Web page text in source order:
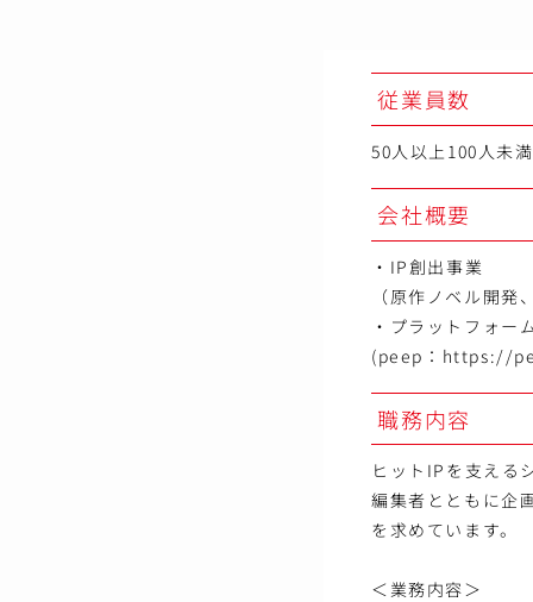
従業員数
50人以上100人未満
会社概要
・IP創出事業
（原作ノベル開
・プラットフォー
(peep：https://
職務内容
ヒットIPを支える
編集者とともに企
を求めています。
＜業務内容＞